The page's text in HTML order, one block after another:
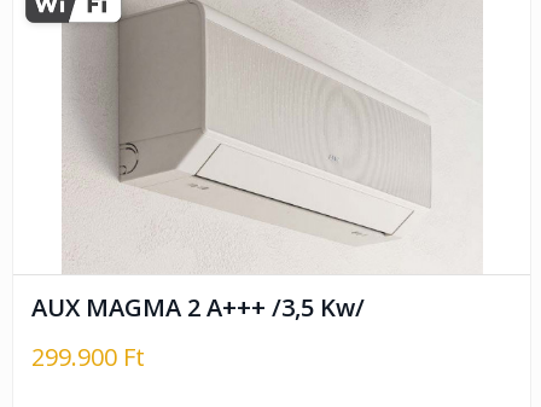
AUX MAGMA 2 A+++ /3,5 Kw/
299.900 Ft